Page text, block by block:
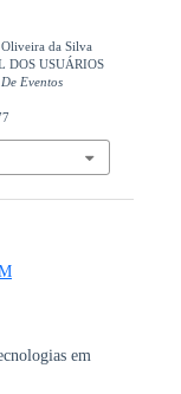
da Silva
DOS USUÁRIOS
Eventos
em